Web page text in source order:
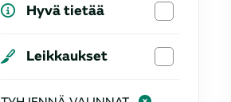
Hyvä tietää
Leikkaukset